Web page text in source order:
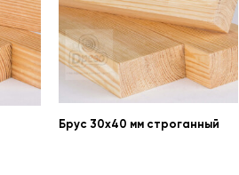
Брус 30х40 мм строганный